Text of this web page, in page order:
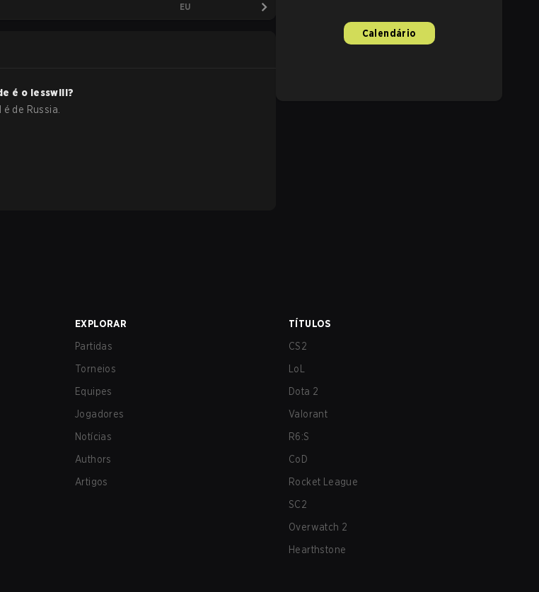
EU
é o lesswill?
é de Russia
Calendário
EXPLORAR
Partidas
Torneios
Equipes
Jogadores
Notícias
Authors
Artigos
TÍTULOS
CS2
LoL
Dota 2
Valorant
R6:S
CoD
Rocket League
SC2
Overwatch 2
Hearthstone